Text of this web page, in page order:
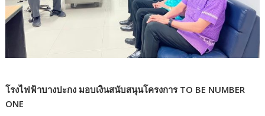
โรงไฟฟ้าบางปะกง มอบเงินสนับสนุนโครงการ TO BE NUMBER
ONE